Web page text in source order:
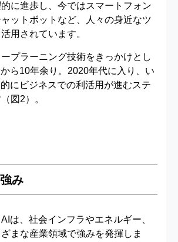
に進歩し、今ではスマートフォン
ットボットなど、人々の身近なツ
用されています。
プラーニング技術をきっかけとし
ら10年余り。2020年代に入り、い
にビジネスでの利活用が進むステ
図2）。
み
は、社会インフラやエネルギー、
まな産業領域で強みを発揮しま